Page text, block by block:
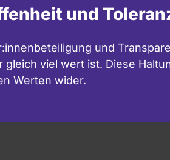
und
und
viel wert ist. Diese
Werten wider.